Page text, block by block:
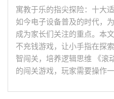
寓教于乐的指尖探险：十大
如今电子设备普及的时代，
成为家长们关注的重点。本
不充钱游戏，让小手指在探
智闯关，培养逻辑思维 《滚
的闯关游戏，玩家需要操作